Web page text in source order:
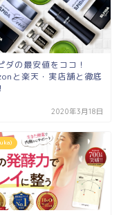
ダの最安値をココ！
と楽天・実店舗と徹底
2020年3月18日